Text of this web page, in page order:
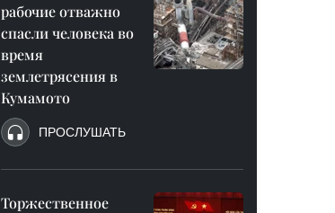
рабочие отважно
спасли человека во
время
землетрясения в
Кумамото
ПРОСЛУШАТЬ
Торжественное